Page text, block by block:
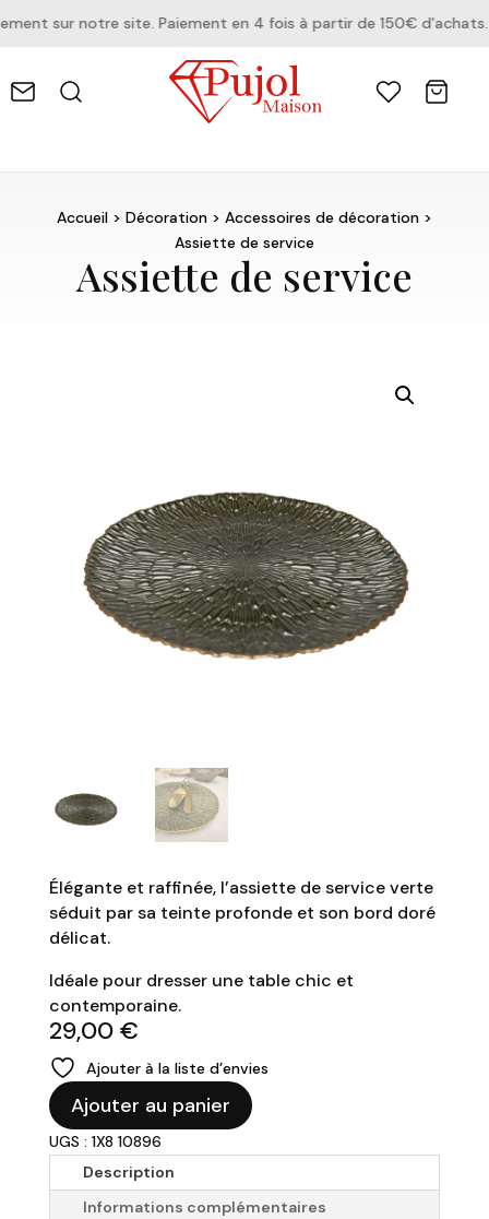
sur notre site. Paiement en 4 fois à partir de 150€ d'achats.
Accueil> Décoration> Accessoires de décoration>
Assiette de service
Assiette de service
Élégante et raffinée, l’assiette de service verte
séduit par sa teinte profonde et son bord doré
délicat.
Idéale pour dresser une table chic et
contemporaine.
29,00 €
Ajouter à la liste d’envies
quantité
de
Assiette
service
Ajouter au panier
UGS : 1X8 10896
Description
Informations complémentaires